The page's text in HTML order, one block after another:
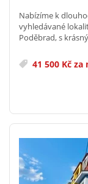
Nabízíme k
vyhledávané
Poděbrad, s
41 500 Kč za